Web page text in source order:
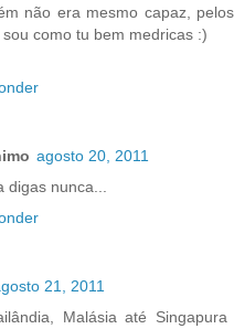
não era mesmo capaz,
sou como tu bem medricas :)
agosto 20, 2011
digas nunca...
21, 2011
Malásia até